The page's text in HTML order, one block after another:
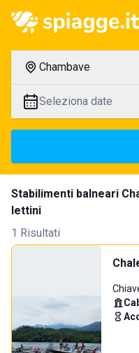
Chambave
Seleziona date
Stabilimenti balneari
lettini
1 Risultati